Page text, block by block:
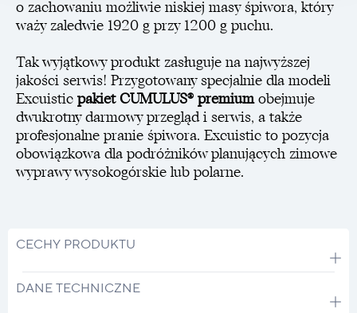
o zachowaniu możliwie niskiej masy śpiwora, który
waży zaledwie 1920 g przy 1200 g puchu.
Tak wyjątkowy produkt zasługuje na najwyższej
jakości serwis! Przygotowany specjalnie dla modeli
Excuistic pakiet CUMULUS® premiumobejmuje
dwukrotny darmowy przegląd i serwis, a także
profesjonalne pranie śpiwora. Excuistic to pozycja
obowiązkowa dla podróżników planujących zimowe
wyprawy wysokogórskie lub polarne.
CECHY PRODUKTU
DANE TECHNICZNE